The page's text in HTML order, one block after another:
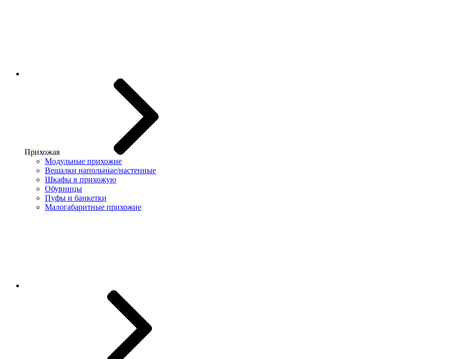
Прихожая
Модульные прихожие
Вешалки напольные/настенные
Шкафы в прихожую
Обувницы
Пуфы и банкетки
Малогабаритные прихожие